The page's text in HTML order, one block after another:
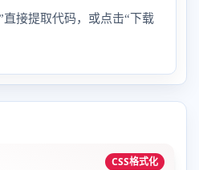
直接提取代码，或点击“下载
CSS格式化